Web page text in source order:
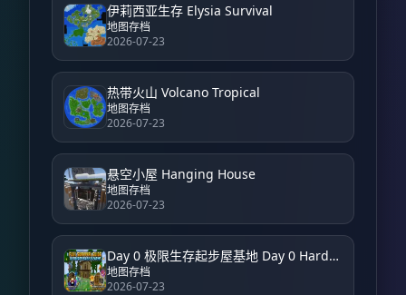
伊莉西亚生存 Elysia Survival
地图存档
2026-07-23
热带火山 Volcano Tropical
地图存档
2026-07-23
悬空小屋 Hanging House
地图存档
2026-07-23
Day 0 极限生存起步屋基地 Day 0 Hardcore Survival Starter House Base
地图存档
2026-07-23